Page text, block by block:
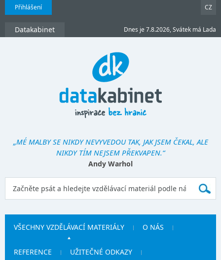
Přihlášení CZ
Datakabinet Dnes je 7.8.2026, Svátek má Lada
„MÉ MALBY SE NIKDY NEVYVEDOU TAK, JAK JSEM ČEKAL, ALE
NIKDY TÍM NEJSEM PŘEKVAPEN.“
Andy Warhol
VŠECHNY VZDĚLÁVACÍ MATERIÁLY O NÁS
REFERENCE UŽITEČNÉ ODKAZY